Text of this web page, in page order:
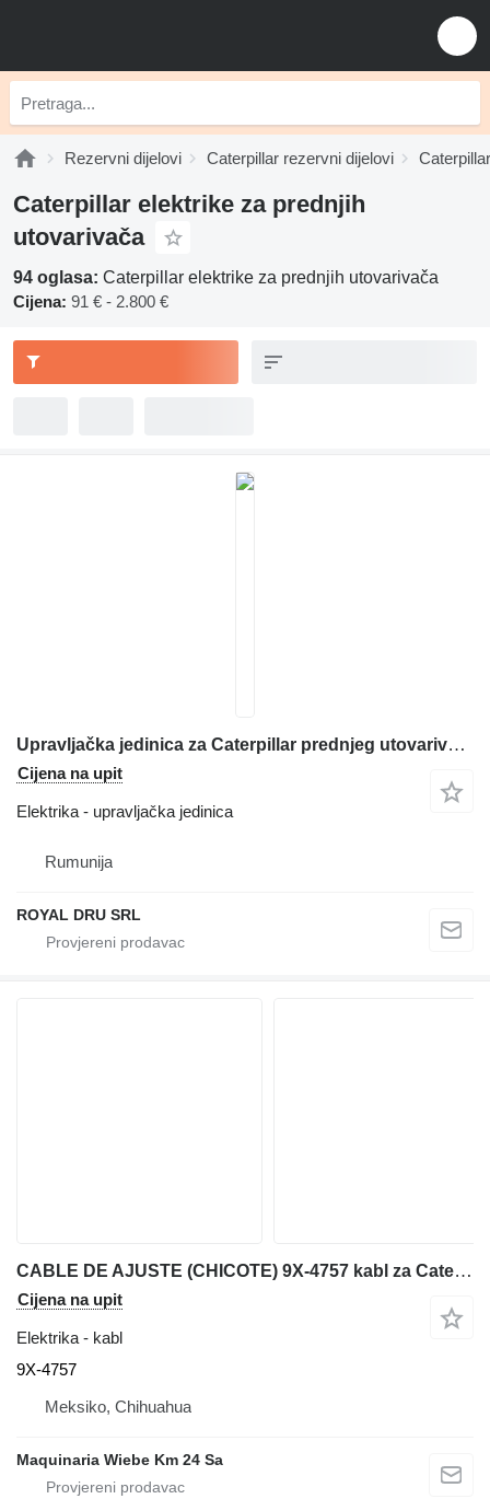
Rezervni dijelovi Caterpillar rezervni dijelovi
Caterpillar elektrike za prednjih
utovarivača
94 oglasa: Caterpillar elektrike za prednjih utovarivača
Cijena: 91 € - 2.800 €
Upravljačka jedinica za Caterpillar prednjeg utovarivača
Cijena na upit
Elektrika - upravljačka jedinica
Rumunija
ROYAL DRU SRL
CABLE DE AJUSTE (CHICOTE) 9X-4757 kabl za Caterpillar IT28F prednjeg utovarivača
Cijena na upit
Elektrika - kabl
9X-4757
Meksiko, Chihuahua
Maquinaria Wiebe Km 24 Sa